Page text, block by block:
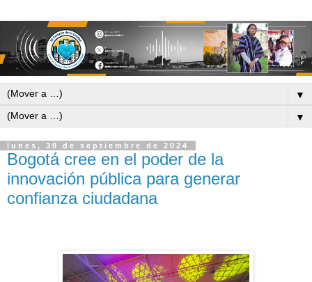
▼
▼
lunes, 30 de septiembre de 2024
Bogotá cree en el poder de la
innovación pública para generar
confianza ciudadana